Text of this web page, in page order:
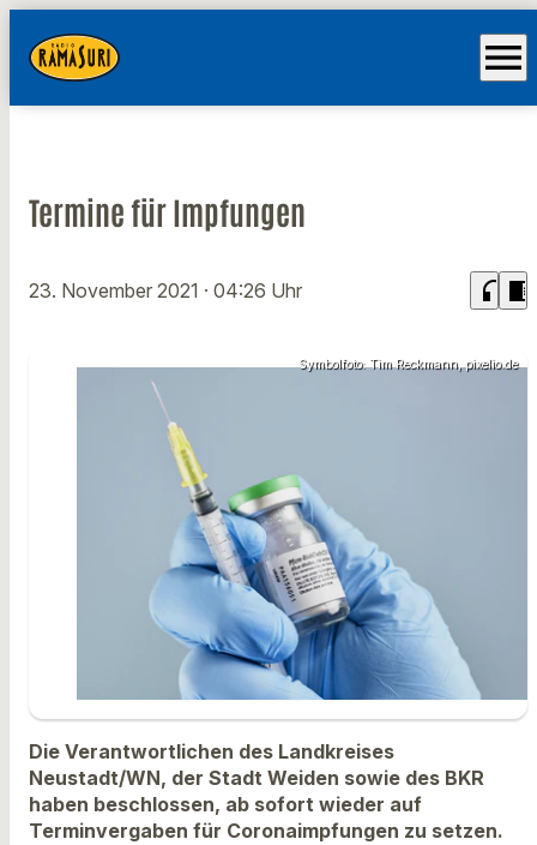
menu
Termine für Impfungen
23. November 2021 · 04:26 Uhr headphones chrome_reader_mode
Symbolfoto: Tim Reckmann, pixelio.de
Die Verantwortlichen des Landkreises
Neustadt/WN, der Stadt Weiden sowie des BKR
haben beschlossen, ab sofort wieder auf
Terminvergaben für Coronaimpfungen zu setzen.